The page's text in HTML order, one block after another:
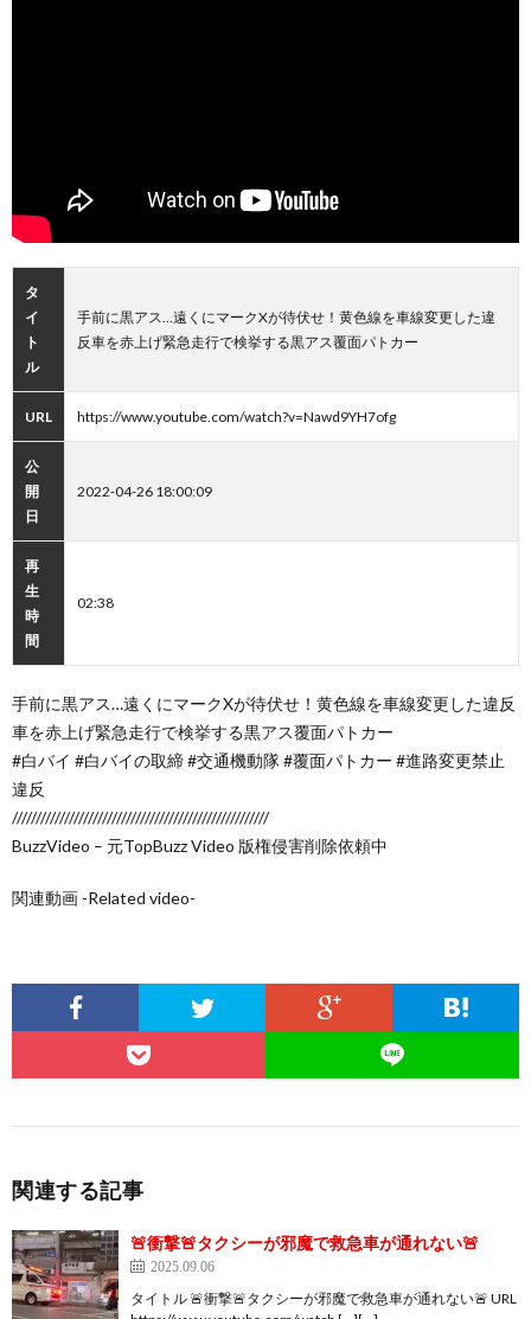
タ
イ
ト
ル
手前に黒アス…遠くにマークXが待伏せ！黄色線を車線変更した違
反車を赤上げ緊急走行で検挙する黒アス覆面パトカー
URL https://www.youtube.com/watch?v=Nawd9YH7ofg
公
開
日
2022-04-26 18:00:09
再
生
時
間
02:38
手前に黒アス…遠くにマークXが待伏せ！黄色線を車線変更した違反
車を赤上げ緊急走行で検挙する黒アス覆面パトカー
#白バイ #白バイの取締 #交通機動隊 #覆面パトカー #進路変更禁止
違反
//////////////////////////////////////////////////////
BuzzVideo – 元TopBuzz Video 版権侵害削除依頼中
関連動画 -Related video-
関連する記事
🚨衝撃🚨タクシーが邪魔で救急車が通れない🚨
2025.09.06
タイトル 🚨衝撃🚨タクシーが邪魔で救急車が通れない🚨 URL